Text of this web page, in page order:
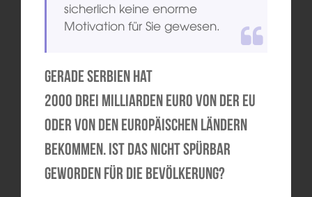
sicherlich keine enorme
Motivation für Sie gewesen.
Gerade Serbien hat
2000 drei Milliarden Euro von der EU
oder von den europäischen Ländern
bekommen. Ist das nicht spürbar
geworden für die Bevölkerung?